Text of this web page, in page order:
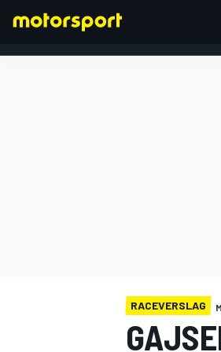
RACEVERSLAG